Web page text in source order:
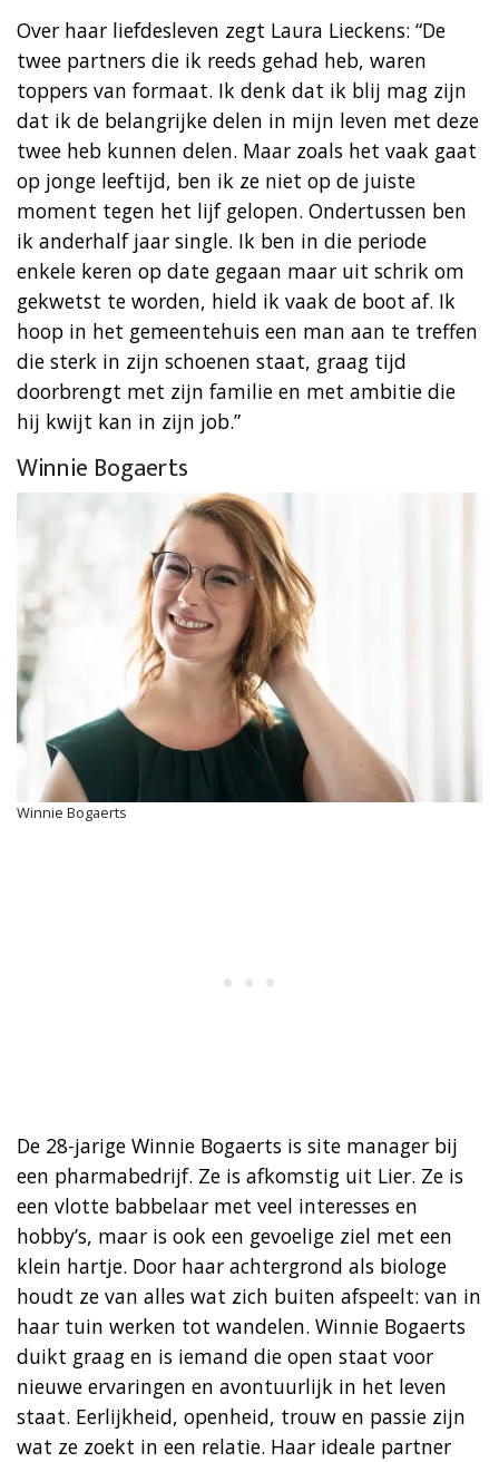
Over haar liefdesleven zegt Laura Lieckens: “De
twee partners die ik reeds gehad heb, waren
toppers van formaat. Ik denk dat ik blij mag zijn
dat ik de belangrijke delen in mijn leven met deze
twee heb kunnen delen. Maar zoals het vaak gaat
op jonge leeftijd, ben ik ze niet op de juiste
moment tegen het lijf gelopen. Ondertussen ben
ik anderhalf jaar single. Ik ben in die periode
enkele keren op date gegaan maar uit schrik om
gekwetst te worden, hield ik vaak de boot af. Ik
hoop in het gemeentehuis een man aan te treffen
die sterk in zijn schoenen staat, graag tijd
doorbrengt met zijn familie en met ambitie die
hij kwijt kan in zijn job.”
Winnie Bogaerts
Winnie Bogaerts
De 28-jarige Winnie Bogaerts is site manager bij
een pharmabedrijf. Ze is afkomstig uit Lier. Ze is
een vlotte babbelaar met veel interesses en
hobby’s, maar is ook een gevoelige ziel met een
klein hartje. Door haar achtergrond als biologe
houdt ze van alles wat zich buiten afspeelt: van in
haar tuin werken tot wandelen. Winnie Bogaerts
duikt graag en is iemand die open staat voor
nieuwe ervaringen en avontuurlijk in het leven
staat. Eerlijkheid, openheid, trouw en passie zijn
wat ze zoekt in een relatie. Haar ideale partner